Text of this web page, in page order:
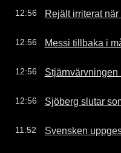
12:56 Rejält irriterat
12:56 Messi tillbaka i
12:56 Stjärnvärvningen
12:56 Sjöberg slutar
11:52 Svensken